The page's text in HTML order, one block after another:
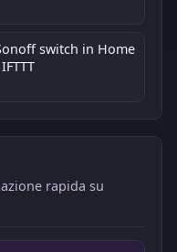
switch in Home
rapida su